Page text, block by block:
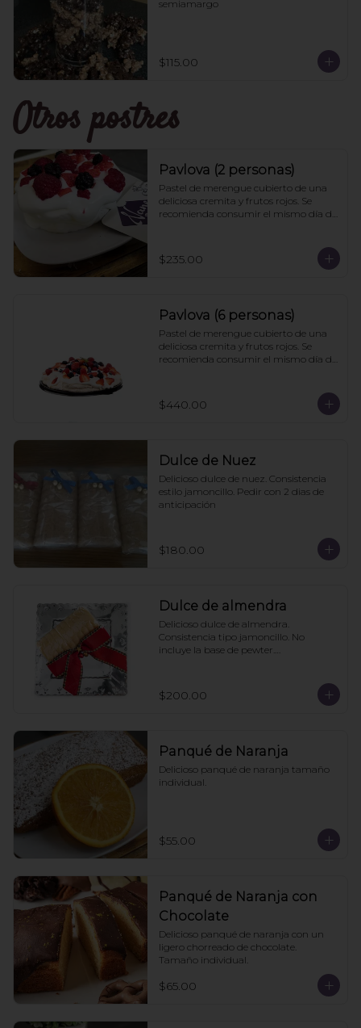
semiamargo
$115.00
Otros postres
Pavlova (2 personas)
Pastel de merengue cubierto de una
deliciosa cremita y frutos rojos. Se
recomienda consumir el mismo día de
$235.00
Pavlova (6 personas)
Pastel de merengue cubierto de una
deliciosa cremita y frutos rojos. Se
recomienda consumir el mismo día de
$440.00
Dulce de Nuez
Delicioso dulce de nuez. Consistencia
estilo jamoncillo. Pedir con 2 dias de
anticipación
$180.00
Dulce de almendra
Delicioso dulce de almendra.
Consistencia tipo jamoncillo. No
incluye la base de pewter.
$200.00
Panqué de Naranja
Delicioso panqué de naranja tamaño
individual.
$55.00
Panqué de Naranja con
Chocolate
Delicioso panqué de naranja con un
ligero chorreado de chocolate.
Tamaño individual.
$65.00